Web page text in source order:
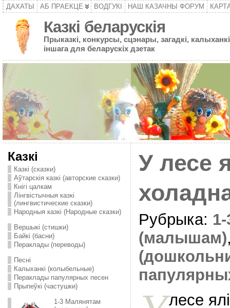
ДАХАТЫ АБ ПРАЕКЦЕ ВОДГУКІ НАШ КАЗАЧНЫ ФОРУМ
Казкі беларускія
Прыказкі, конкурсы, сцэнары, загадкі,
іншага для беларускіх дзетак
Казкі
Казкі (сказки)
Аўтарскія казкі (авторские сказки)
Кнігі цалкам
Лінгвістычныя казкі
(лингвистические сказки)
Народныя казкі (Народные сказки)
Вершыкі (стишки)
Байкі (басни)
Пераклады (переводы)
Песні
Калыханкі (колыбельные)
Пераклады папулярных песен
Прыпеўкі (частушки)
1-3 Малянятам
У лесе
Рубрыка:
(малышам)
лесе